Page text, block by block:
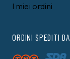
I miei ordini
ORDINI SPEDITI DA